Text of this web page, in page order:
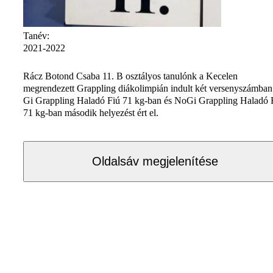
Tanév:
2021-2022
Rácz Botond Csaba 11. B osztályos tanulónk a Kecelen
megrendezett Grappling diákolimpián indult két
Gi Grappling Haladó Fiú 71 kg-ban és NoGi Grappling Haladó
71 kg-ban második helyezést ért el.
Oldalsáv megjelenítése